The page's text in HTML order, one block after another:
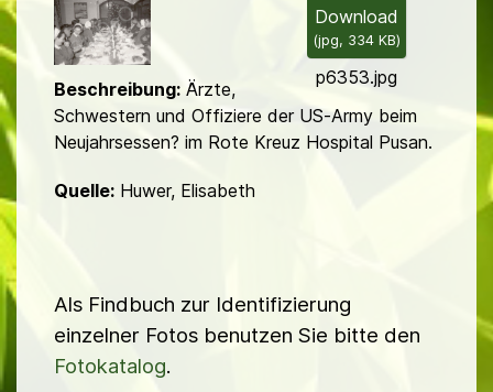
l
d
Download
(jpg, 334 KB)
p6353.jpg
Beschreibung: Ärzte,
Schwestern und Offiziere der US-Army beim
Neujahrsessen? im Rote Kreuz Hospital Pusan.
Quelle: Huwer, Elisabeth
Als Findbuch zur Identifizierung
einzelner Fotos benutzen Sie bitte den
Fotokatalog.